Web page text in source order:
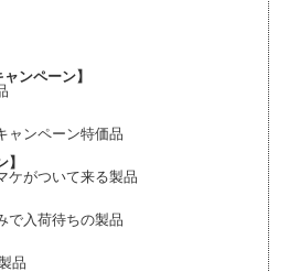
ンペーン】
ャンペーン特価品
ケがついて来る製品
で入荷待ちの製品
品